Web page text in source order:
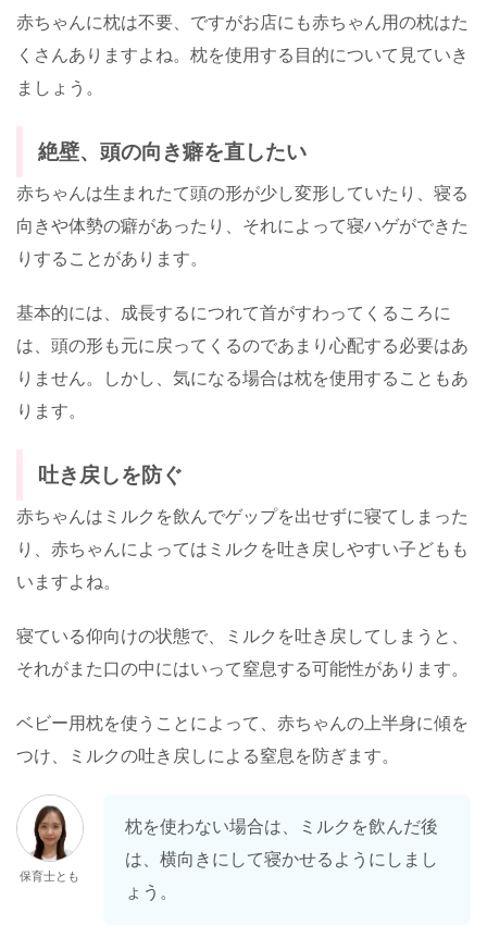
赤ちゃんに枕は不要、ですがお店にも赤ちゃん用の枕はた
くさんありますよね。枕を使用する目的について見ていき
ましょう。
絶壁、頭の向き癖を直したい
赤ちゃんは生まれたて頭の形が少し変形していたり、寝る
向きや体勢の癖があったり、それによって寝ハゲができた
りすることがあります。
基本的には、成長するにつれて首がすわってくるころに
は、頭の形も元に戻ってくるのであまり心配する必要はあ
りません。しかし、気になる場合は枕を使用することもあ
ります。
吐き戻しを防ぐ
赤ちゃんはミルクを飲んでゲップを出せずに寝てしまった
り、赤ちゃんによってはミルクを吐き戻しやすい子どもも
いますよね。
寝ている仰向けの状態で、ミルクを吐き戻してしまうと、
それがまた口の中にはいって窒息する可能性があります。
ベビー用枕を使うことによって、赤ちゃんの上半身に傾を
つけ、ミルクの吐き戻しによる窒息を防ぎます。
保育士とも
枕を使わない場合は、ミルクを飲んだ後
は、横向きにして寝かせるようにしまし
ょう。